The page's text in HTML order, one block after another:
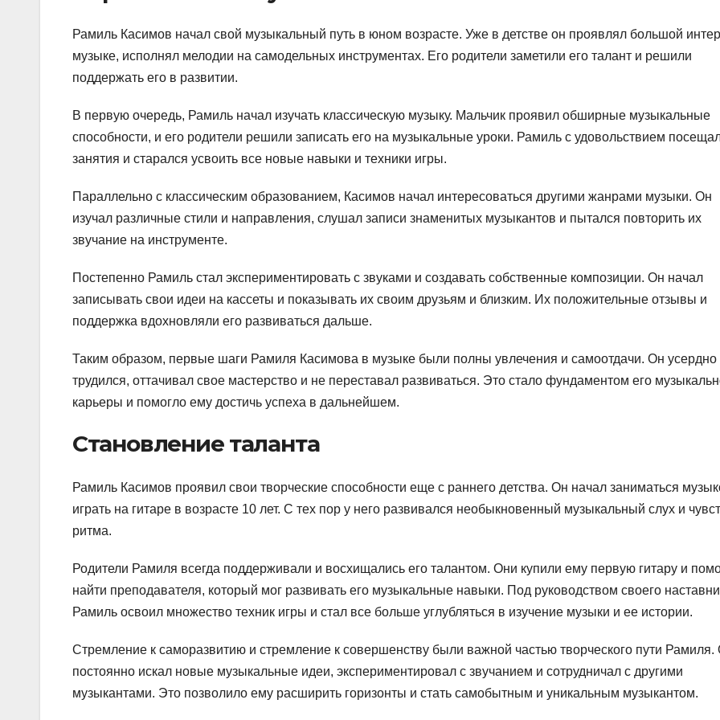
Рамиль Касимов начал свой музыкальный путь в юном возрасте. Уже в детстве он проявлял большой
музыке, исполнял мелодии на самодельных инструментах. Его родители заметили его талант и решили
поддержать его в развитии.
В первую очередь, Рамиль начал изучать классическую музыку. Мальчик проявил обширные музыкальные
способности, и его родители решили записать его на музыкальные уроки. Рамиль с удовольствием
занятия и старался усвоить все новые навыки и техники игры.
Параллельно с классическим образованием, Касимов начал интересоваться другими жанрами музыки. Он
изучал различные стили и направления, слушал записи знаменитых музыкантов и пытался повторить их
звучание на инструменте.
Постепенно Рамиль стал экспериментировать с звуками и создавать собственные композиции. Он начал
записывать свои идеи на кассеты и показывать их своим друзьям и близким. Их положительные отзывы и
поддержка вдохновляли его развиваться дальше.
Таким образом, первые шаги Рамиля Касимова в музыке были полны увлечения и самоотдачи. Он усердно
трудился, оттачивал свое мастерство и не переставал развиваться. Это стало фундаментом его
карьеры и помогло ему достичь успеха в дальнейшем.
Становление таланта
Рамиль Касимов проявил свои творческие способности еще с раннего детства. Он начал заниматься
играть на гитаре в возрасте 10 лет. С тех пор у него развивался необыкновенный музыкальный слух и
ритма.
Родители Рамиля всегда поддерживали и восхищались его талантом. Они купили ему первую гитару и
найти преподавателя, который мог развивать его музыкальные навыки. Под руководством своего
Рамиль освоил множество техник игры и стал все больше углубляться в изучение музыки и ее истории.
Стремление к саморазвитию и стремление к совершенству были важной частью творческого пути Рамиля.
постоянно искал новые музыкальные идеи, экспериментировал с звучанием и сотрудничал с другими
музыкантами. Это позволило ему расширить горизонты и стать самобытным и уникальным музыкантом.